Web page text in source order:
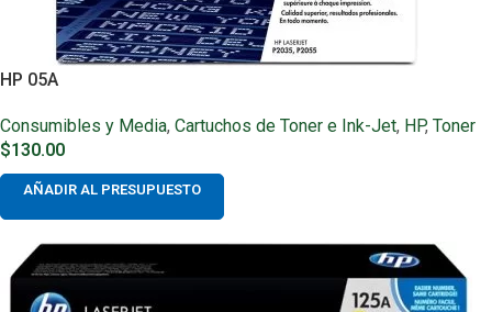
HP 05A
Consumibles y Media, Cartuchos de Toner e Ink-Jet, HP, Toner
$130.00
AÑADIR AL PRESUPUESTO